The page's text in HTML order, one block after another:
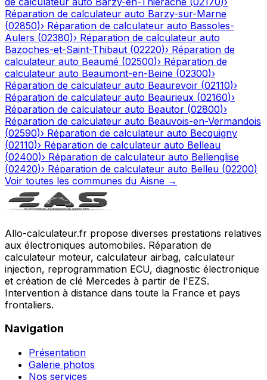
Réparation de calculateur auto Barzy-sur-Marne
(02850)› Réparation de calculateur auto Bassoles-
Aulers (02380)› Réparation de calculateur auto
Bazoches-et-Saint-Thibaut (02220)› Réparation de
calculateur auto Beaumé (02500)› Réparation de
calculateur auto Beaumont-en-Beine (02300)›
Réparation de calculateur auto Beaurevoir (02110)›
Réparation de calculateur auto Beaurieux (02160)›
Réparation de calculateur auto Beautor (02800)›
Réparation de calculateur auto Beauvois-en-Vermandois
(02590)› Réparation de calculateur auto Becquigny
(02110)› Réparation de calculateur auto Belleau
(02400)› Réparation de calculateur auto Bellenglise
(02420)› Réparation de calculateur auto Belleu (02200)
Voir toutes les communes du Aisne →
Allo-calculateur.fr propose diverses prestations relatives
aux électroniques automobiles. Réparation de
calculateur moteur, calculateur airbag, calculateur
injection, reprogrammation ECU, diagnostic électronique
et création de clé Mercedes à partir de l'EZS.
Intervention à distance dans toute la France et pays
frontaliers.
Navigation
Présentation
Galerie photos
Nos services